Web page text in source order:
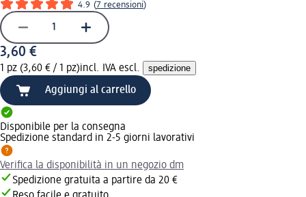
4.9 (7 recensioni)
3,60 €
1 pz (3,60 € / 1 pz)incl. IVA escl. spedizione
Aggiungi al carrello
Disponibile per la consegna
Spedizione standard in 2-5 giorni lavorativi
Verifica la disponibilità in un negozio dm
Spedizione gratuita a partire da 20 €